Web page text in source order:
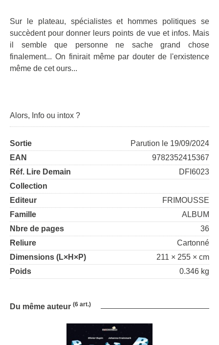
Sur le plateau, spécialistes et hommes politiques se
succèdent pour donner leurs points de vue et infos. Mais
il semble que personne ne sache grand chose
finalement... On finirait même par douter de l'erxistence
même de cet ours...
Alors, Info ou intox ?
Sortie
Parution le 19/09/2024
EAN
9782352415367
Réf. Lire Demain
DFI6023
Collection
Editeur
FRIMOUSSE
Famille
ALBUM
Nbre de pages
36
Reliure
Cartonné
Dimensions (L×H×P)
211 × 255 × cm
Poids
0.346 kg
Du même auteur (6 art.)